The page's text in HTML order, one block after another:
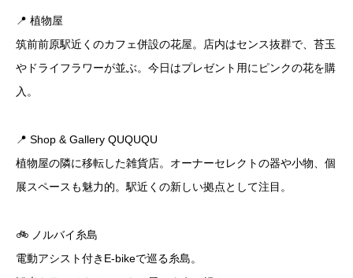
📍 植物屋
筑前前原駅近くのカフェ併設の花屋。店内はセンス抜群で、苔玉
やドライフラワーが並ぶ。今日はプレゼント用にピンクの花を購
入。
📍 Shop & Gallery QUQUQU
植物屋の隣に移転した雑貨店。オーナーセレクトの器や小物、個
展スペースも魅力的。駅近くの新しい拠点として注目。
🚲 ノルバイ糸島
電動アシスト付きE-bikeで巡る糸島。